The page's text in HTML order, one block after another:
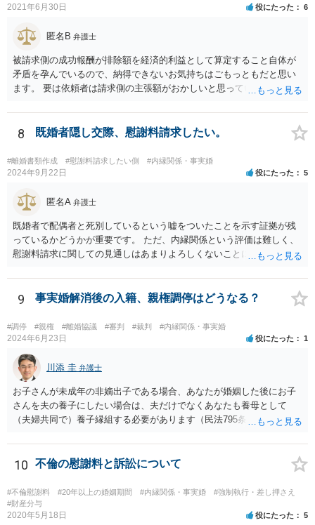
一定額を支払って円満に解決したいと考える可能性はあります。
2021年6月30日 役にたった 6
匿名B 弁護士
被請求側の成功報酬が排除額を経済的利益として算定すること自体が
矛盾を孕んでいるので、納得できないお気持ちはごもっともだと思い
ます。 要は依頼者は請求側の主張額がおかしいと思っているからこそ
しておきながら、成功報酬の請求の段になるとその「おかしい」請求
側の主張額を基準にして排除額を経済的利益として成功報酬を算定す
るのは、二枚舌との誹りを受けても仕方がない面もあるように思いま
す。 ですので、被請求側の弁護士は、タイムチャージを併用したり、
対応継続月毎に報酬を受けたり、出廷日当で調整したり、できるだけ
いますが、そうなってくると弁護士に勝訴インセンティブが働きにく
くなるのがなかなか難しいところです。 二枚舌を避けつつ、勝訴イン
センティブも確保するためには、請求側の主張額を鵜呑みにした排除
額ベースとするのではなく、弁護士として反対の立場であれば、２～
３割くらいの確率で認められそうな金額がいくらくらいかを提示した
ないと目くじらを立てる依頼者もいそうなので、やはり難点がありま
たり、長期化した場合は追加着手金を請求できるようにしたりして最
悪排除額ベースの成功報酬はもらえなくても気にしないというのが良
いように思っています。 いずれにせよ、どういう形をとるにせよ、支
払う報酬額はあまり変わらないと思いますので、そのとおりに支払っ
ても損にはならないはずです。 基本的に弁護士に1時間動いてもらう
場合の相場は税抜2万円くらいですので、あなたの事件に50時間以上費
やしているのであれば排除額ベースの成功報酬が支払われないと弁護
士にとっては割りの悪い事件ということになるかと存じます。
8 既婚者隠し交際、慰謝料請求したい。
#離婚書類作成 #慰謝料請求したい側 #内縁関係・事実婚
2024年9月22日 役にたった 5
匿名A 弁護士
既婚者で配偶者と死別しているという嘘をついたことを示す証拠が残
っているかどうかが重要です。 ただ、内縁関係という評価は難しく、
慰謝料請求に関しての見通しはあまりよろしくないことにご留意なさ
9 事実婚解消後の入籍、親権調停はどうなる？
#調停 #親権 #離婚協議 #審判 #裁判 #内縁関係・事実婚
2024年6月23日 役にたった 1
川添 圭 弁護士
お子さんが未成年の非嫡出子である場合、あなたが婚姻した後にお子
さんを夫の養子にしたい場合は、夫だけでなくあなたも養母として
（夫婦共同で）養子縁組する必要があります（民法795条本文）。これ
母と子の間が非嫡出子の関係のままではバランスに欠けるためである
と説明されています。 そして、再婚後の養子縁組によって夫婦の共同
親権となった場合は、血縁上の父親からの父を親権者とする協議に代
わる調停及び審判（民法819条5項）は認められないと考えます。 この
点について明確な判例はありませんが、離婚後の親権者変更（民法819
条6項）においては、離婚後に親権者が再婚して元夫婦の子と再婚相手
10 不倫の慰謝料と訴訟について
#不倫慰謝料 #20年以上の婚姻期間 #内縁関係・事実婚
#強制執行・差し押さえ
#財産分与
2020年5月18日 役にたった 5